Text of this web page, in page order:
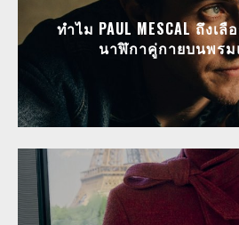
ทำไม PAUL MESCAL ถึงเลื
นาฬิกาคู่กายบนพรม